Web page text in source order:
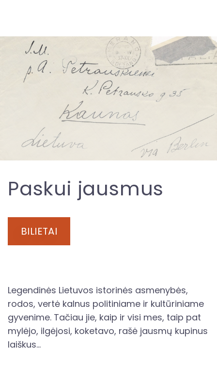
Paskui jausmus
BILIETAI
Legendinės Lietuvos istorinės asmenybės,
rodos, vertė kalnus politiniame ir kultūriniame
gyvenime. Tačiau jie, kaip ir visi mes, taip pat
mylėjo, ilgėjosi, koketavo, rašė jausmų kupinus
laiškus…